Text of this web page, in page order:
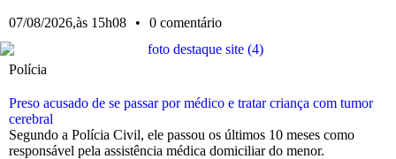
07/08/2026,às 15h08 • 0 comentário
Polícia
Preso acusado de se passar por médico e tratar criança com tumor
cerebral
Segundo a Polícia Civil, ele passou os últimos 10 meses como
responsável pela assistência médica domiciliar do menor.